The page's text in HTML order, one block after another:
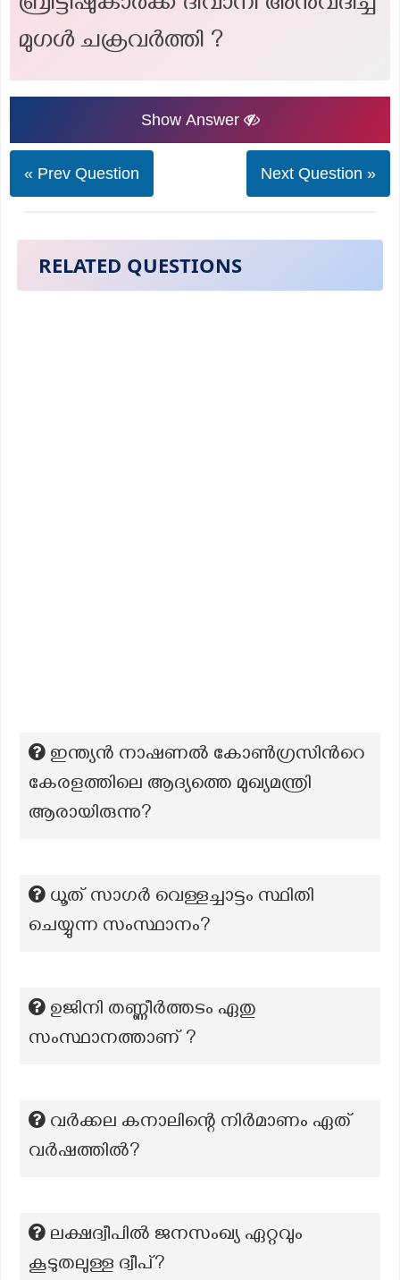
മുഗൾ ചക്രവർത്തി ?
Show Answer
« Prev Question Next Question »
RELATED QUESTIONS
ഇന്ത്യൻ നാഷണൽ കോൺഗ്രസിൻറെ
കേരളത്തിലെ ആദ്യത്തെ മുഖ്യമന്ത്രി
ആരായിരുന്നു?
ധൂത് സാഗർ വെള്ളച്ചാട്ടം സ്ഥിതി
ചെയ്യുന്ന സംസ്ഥാനം?
ഉജിനി തണ്ണീർത്തടം ഏതു
സംസ്ഥാനത്താണ് ?
വർക്കല കനാലിന്റെ നിർമാണം ഏത്
വർഷത്തിൽ?
ലക്ഷദ്വീപിൽ ജനസംഖ്യ ഏറ്റവും
കൂടുതലുള്ള ദ്വീപ്?